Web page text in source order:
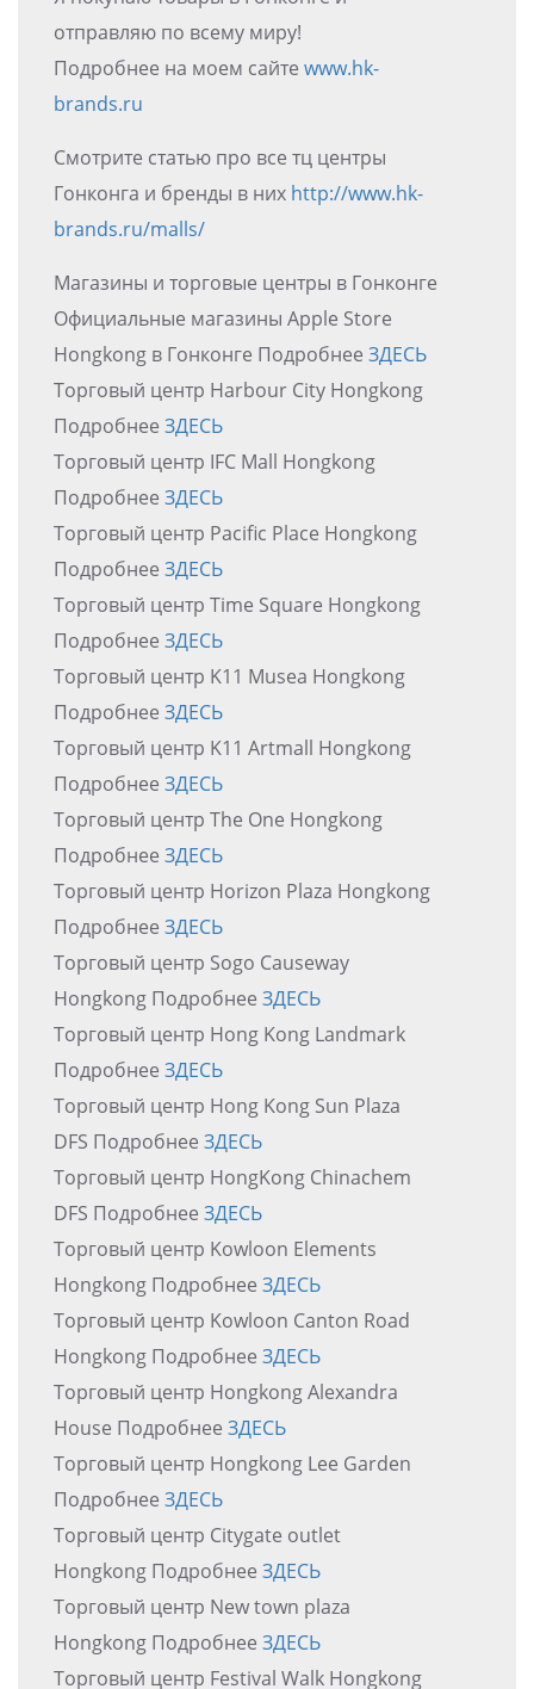
отправляю по всему миру!
Подробнее на моем сайте www.hk-
brands.ru
Смотрите статью про все тц центры
Гонконга и бренды в них http://www.hk-
brands.ru/malls/
Магазины и торговые центры в Гонконге
Официальные магазины Apple Store
Hongkong в Гонконге Подробнее ЗДЕСЬ
Торговый центр Harbour City Hongkong
Подробнее ЗДЕСЬ
Торговый центр IFC Mall Hongkong
Подробнее ЗДЕСЬ
Торговый центр Pacific Place Hongkong
Подробнее ЗДЕСЬ
Торговый центр Time Square Hongkong
Подробнее ЗДЕСЬ
Торговый центр K11 Musea Hongkong
Подробнее ЗДЕСЬ
Торговый центр K11 Artmall Hongkong
Подробнее ЗДЕСЬ
Торговый центр The One Hongkong
Подробнее ЗДЕСЬ
Торговый центр Horizon Plaza Hongkong
Подробнее ЗДЕСЬ
Торговый центр Sogo Causeway
Hongkong Подробнее ЗДЕСЬ
Торговый центр Hong Kong Landmark
Подробнее ЗДЕСЬ
Торговый центр Hong Kong Sun Plaza
DFS Подробнее ЗДЕСЬ
Торговый центр HongKong Chinachem
DFS Подробнее ЗДЕСЬ
Торговый центр Kowloon Elements
Hongkong Подробнее ЗДЕСЬ
Торговый центр Kowloon Canton Road
Hongkong Подробнее ЗДЕСЬ
Торговый центр Hongkong Alexandra
House Подробнее ЗДЕСЬ
Торговый центр Hongkong Lee Garden
Подробнее ЗДЕСЬ
Торговый центр Citygate outlet
Hongkong Подробнее ЗДЕСЬ
Торговый центр New town plaza
Hongkong Подробнее ЗДЕСЬ
Торговый центр Festival Walk Hongkong